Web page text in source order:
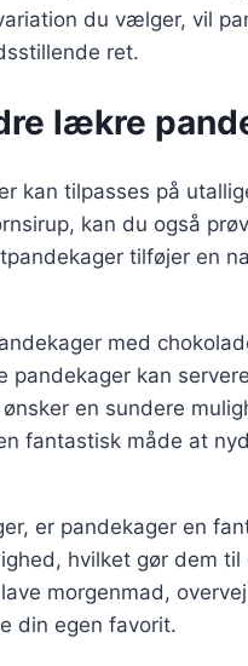
du vælger, vil
ret.
lækre
kan tilpasses på
kan du også
tilføjer en
med
pandekager kan
en sundere
fantastisk måde at
er pandekager en
hvilket gør dem
morgenmad,
din egen favorit.